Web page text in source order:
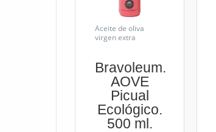
Aceite de oliva
virgen extra
Bravoleum.
AOVE
Picual
Ecológico.
500 ml.